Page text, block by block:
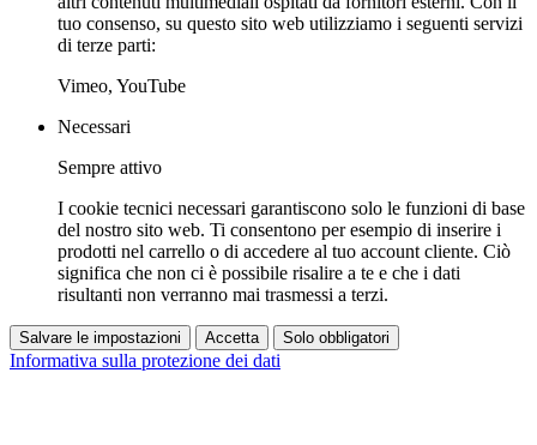
tuo consenso, su questo sito web utilizziamo i seguenti servizi
di terze parti:
Vimeo, YouTube
Necessari
Sempre attivo
I cookie tecnici necessari garantiscono solo le funzioni di base
del nostro sito web. Ti consentono per esempio di inserire i
prodotti nel carrello o di accedere al tuo account cliente. Ciò
significa che non ci è possibile risalire a te e che i dati
risultanti non verranno mai trasmessi a terzi.
Salvare le impostazioni Accetta Solo obbligatori
Informativa sulla protezione dei dati